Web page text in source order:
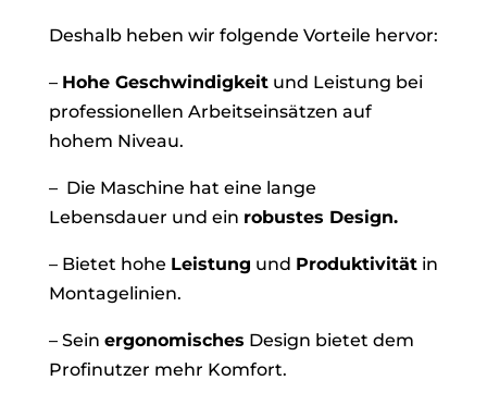
Deshalb heben wir folgende Vorteile hervor:
– Hohe Geschwindigkeitund Leistung bei
professionellen Arbeitseinsätzen auf
hohem Niveau.
– Die Maschine hat eine lange
Lebensdauer und ein robustes Design.
– Bietet hohe Leistung und Produktivitätin
Montagelinien.
– Sein ergonomisches Design bietet dem
Profinutzer mehr Komfort.